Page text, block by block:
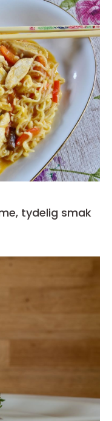
tydelig smak